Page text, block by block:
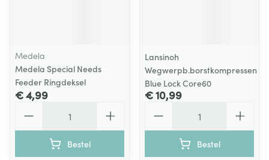
Medela
Medela Special Needs
Feeder Ringdeksel
€ 4,99
Bestel
Lansinoh
Wegwerpb.borstkompressen
Blue Lock Core60
€ 10,99
Bestel